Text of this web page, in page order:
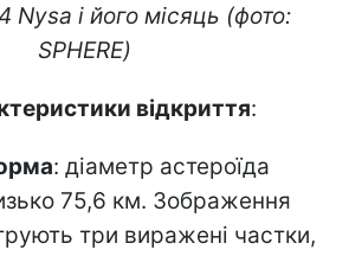
Nysa і його місяць (фото:
SPHERE)
відкриття:
: діаметр астероїда
75,6 км. Зображення
три виражені частки,